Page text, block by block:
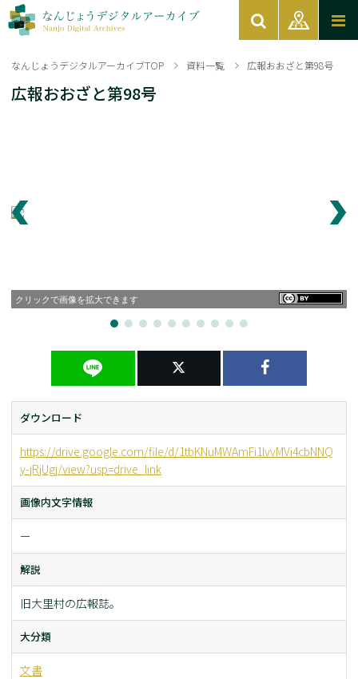
なんじょうデジタルアーカイブTOP 資料一覧 広報おおざと第98号
広報おおざと第98号
クリックで画像を拡大できます
ダウンロード
https://drive.google.com/file/d/1tbKNuMWAmFi1lvvMVi4cbNNQ
y-jRjUgj/view?usp=drive_link
画像内文字情報
ー
解説
旧大里村の広報誌。
大分類
文書